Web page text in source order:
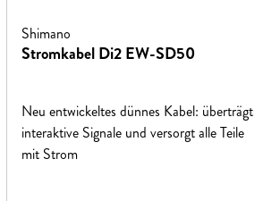
Shimano
Stromkabel Di2 EW-SD50
Neu entwickeltes dünnes Kabel: überträgt
interaktive Signale und versorgt alle Teile
mit Strom